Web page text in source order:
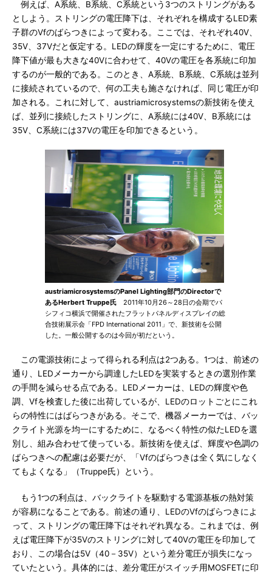
例えば、A系統、B系統、C系統という3つのストリングがある
としよう。ストリングの電圧降下は、それぞれを構成するLED素
子群のVfのばらつきによって変わる。ここでは、それぞれ40V、
35V、37Vだと仮定する。LEDの輝度を一定にするために、電圧
降下値が最も大きな40Vに合わせて、40Vの電圧を各系統に印加
するのが一般的である。このとき、A系統、B系統、C系統は並列
に接続されているので、何の工夫も施さなければ、同じ電圧が印
加される。これに対して、austriamicrosystemsの新技術を使え
ば、並列に接続したストリングに、A系統には40V、B系統には
35V、C系統には37Vの電圧を印加できるという。
austriamicrosystemsのPanel Lighting部門のDirectorで
あるHerbert Truppe氏 2011年10月26～28日の会期でパ
シフィコ横浜で開催されたフラットパネルディスプレイの総
合技術展示会「FPD International 2011」で、新技術を公開
した。一般公開するのは今回が初だという。
この電源技術によって得られる利点は2つある。1つは、前述の
通り、LEDメーカーから調達したLEDを実装するときの選別作業
の手間を減らせる点である。LEDメーカーは、LEDの輝度や色
調、Vfを検査した後に出荷しているが、LEDのロットごとにこれ
らの特性にはばらつきがある。そこで、機器メーカーでは、バッ
クライト光源を均一にするために、なるべく特性の似たLEDを選
別し、組み合わせて使っている。新技術を使えば、輝度や色調の
ばらつきへの配慮は必要だが、「Vfのばらつきは全く気にしなく
てもよくなる」（Truppe氏）という。
もう1つの利点は、バックライトを駆動する電源基板の熱対策
が容易になることである。前述の通り、LEDのVfのばらつきによ
って、ストリングの電圧降下はそれぞれ異なる。これまでは、例
えば電圧降下が35Vのストリングに対して40Vの電圧を印加して
おり、この場合は5V（40－35V）という差分電圧が損失になっ
ていたという。具体的には、差分電圧がスイッチ用MOSFETに印